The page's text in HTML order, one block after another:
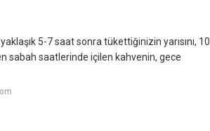
5-7 saat sonra tükettiğinizin yarısını, 10
sabah saatlerinde içilen kahvenin, gece